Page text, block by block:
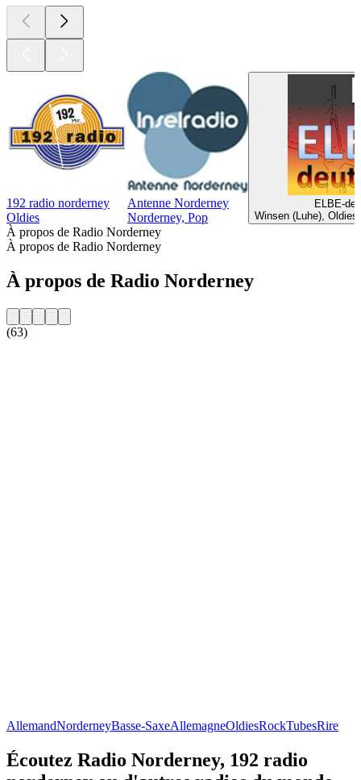
192 radio norderney
Oldies
Antenne Norderney
Norderney, Pop
ELBE-
Winsen (Luhe),
À propos de Radio Norderney
À propos de Radio Norderney
À propos de Radio Norderney
(63)
AllemandNorderneyBasse-SaxeAllemagneOldiesRockTubesRire
Écoutez Radio Norderney, 192 radio